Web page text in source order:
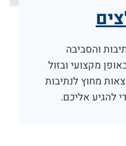
והסביבה
מקצועי ובזול
מחוץ לנתיבות
להגיע אליכם.